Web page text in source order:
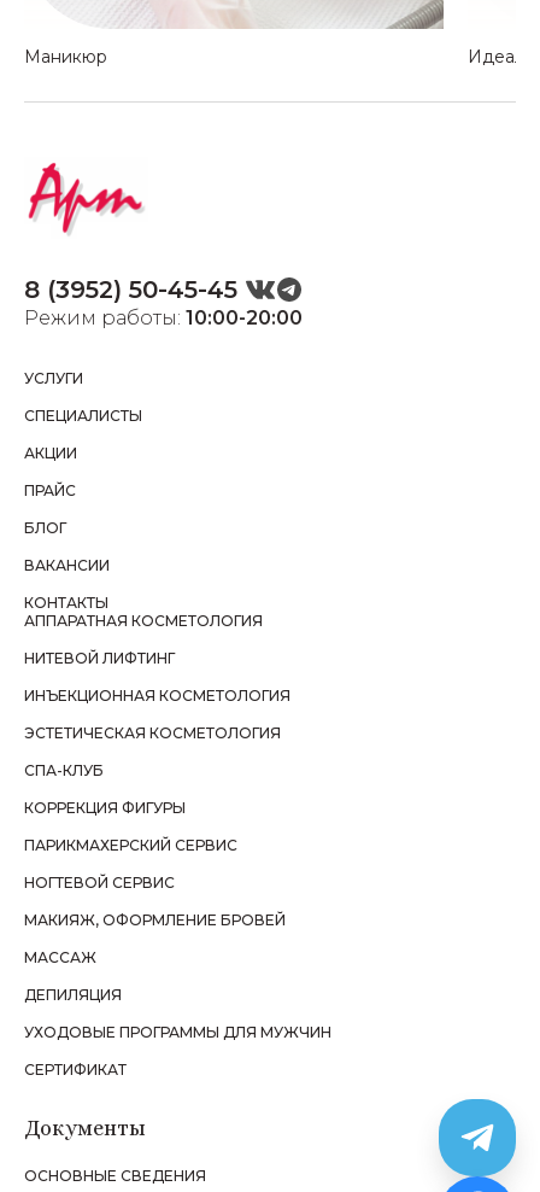
Маникюр
Режим работы: 10:00-20:00
8 (3952) 50-45-45
УСЛУГИ
СПЕЦИАЛИСТЫ
АКЦИИ
ПРАЙС
БЛОГ
ВАКАНСИИ
КОНТАКТЫ
АППАРАТНАЯ КОСМЕТОЛОГИЯ
НИТЕВОЙ ЛИФТИНГ
ИНЪЕКЦИОННАЯ КОСМЕТОЛОГИЯ
ЭСТЕТИЧЕСКАЯ КОСМЕТОЛОГИЯ
СПА-КЛУБ
КОРРЕКЦИЯ ФИГУРЫ
ПАРИКМАХЕРСКИЙ СЕРВИС
НОГТЕВОЙ СЕРВИС
МАКИЯЖ, ОФОРМЛЕНИЕ БРОВЕЙ
МАССАЖ
ДЕПИЛЯЦИЯ
УХОДОВЫЕ ПРОГРАММЫ ДЛЯ МУЖЧИН
СЕРТИФИКАТ
Документы
ОСНОВНЫЕ СВЕДЕНИЯ